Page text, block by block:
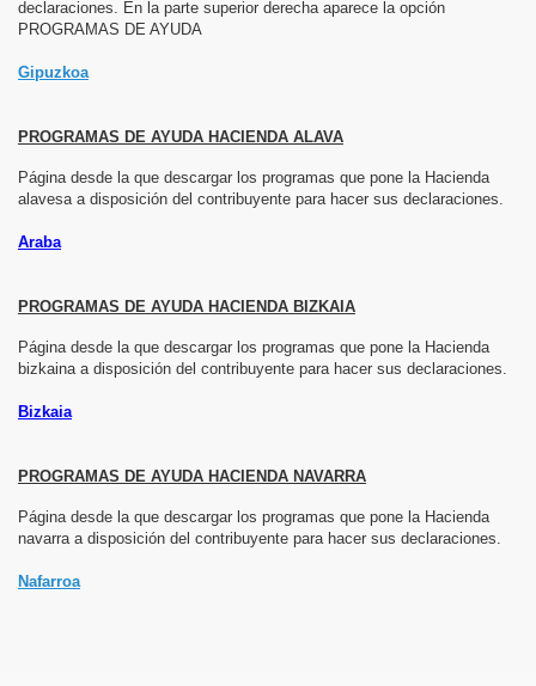
declaraciones. En la parte superior derecha aparece la opción
PROGRAMAS DE AYUDA
Gipuzkoa
PROGRAMAS DE AYUDA HACIENDA ALAVA
Página desde la que descargar los programas que pone la Hacienda
alavesa a disposición del contribuyente para hacer sus declaraciones.
Araba
PROGRAMAS DE AYUDA HACIENDA BIZKAIA
Página desde la que descargar los programas que pone la Hacienda
bizkaina a disposición del contribuyente para hacer sus declaraciones.
Bizkaia
PROGRAMAS DE AYUDA HACIENDA NAVARRA
Página desde la que descargar los programas que pone la Hacienda
navarra a disposición del contribuyente para hacer sus declaraciones.
Nafarroa